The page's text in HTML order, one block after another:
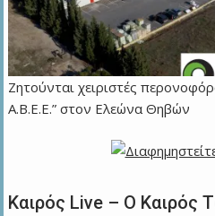
Ζητούνται χειριστές
Α.Β.Ε.Ε.” στον Ελεώνα Θηβών
Καιρός Live – Ο Καιρός